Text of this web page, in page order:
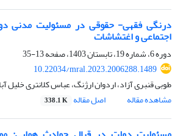
درنگی فقهی- حقوقی در مسئولیت مدنی
اجتماعی و اغتشاشات
دوره 6، شماره 19، تابستان 1403، صفحه
13-35
10.22034/mral.2023.2006288.1489
طوبی قنبری آزاد، اردوان ارژنگ، عباس کلانتری خلیل
مشاهده مقاله
اصل مقاله 338.1 K